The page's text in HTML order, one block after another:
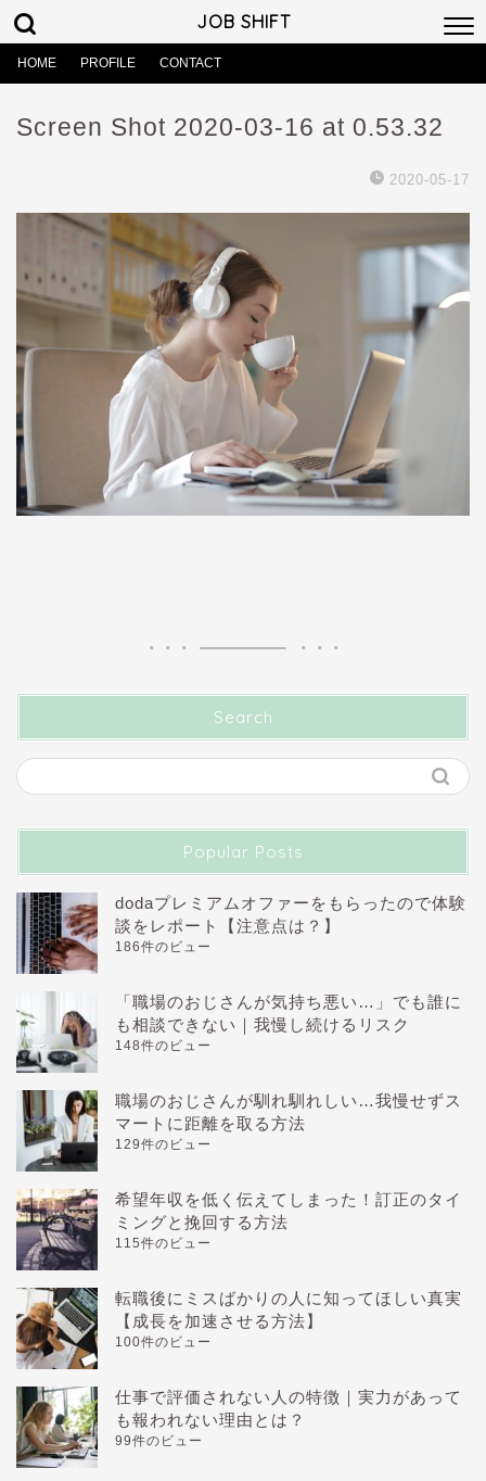
JOB SHIFT
HOME PROFILE CONTACT
Screen Shot 2020-03-16 at 0.53.32
2020-05-17
Search
Popular Posts
dodaプレミアムオファーをもらったので体験
談をレポート【注意点は？】
186件のビュー
「職場のおじさんが気持ち悪い…」でも誰に
も相談できない｜我慢し続けるリスク
148件のビュー
職場のおじさんが馴れ馴れしい…我慢せずス
マートに距離を取る方法
129件のビュー
希望年収を低く伝えてしまった！訂正のタイ
ミングと挽回する方法
115件のビュー
転職後にミスばかりの人に知ってほしい真実
【成長を加速させる方法】
100件のビュー
仕事で評価されない人の特徴｜実力があって
も報われない理由とは？
99件のビュー